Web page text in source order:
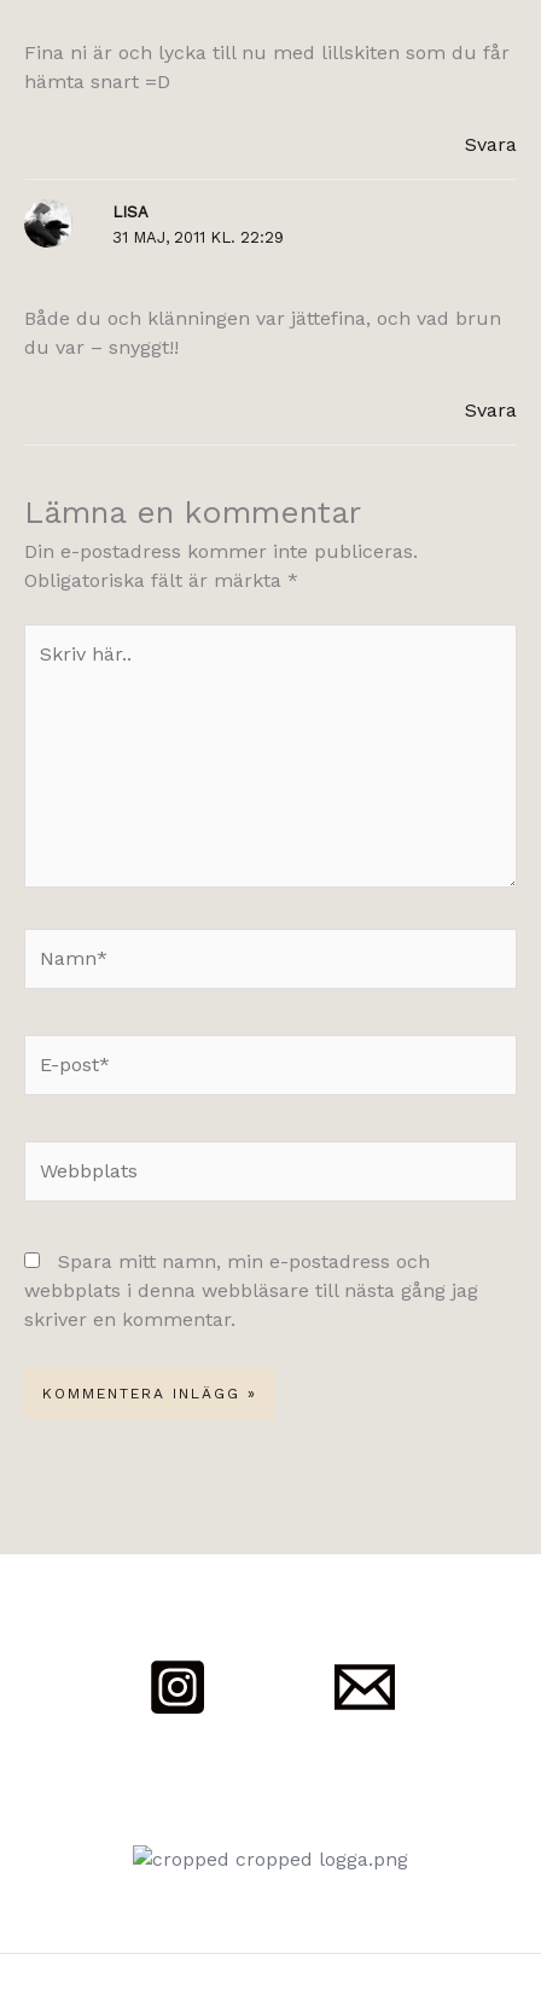
Fina ni är och lycka till nu med lillskiten som du får
hämta snart =D
Svara
LISA
31 MAJ, 2011 KL. 22:29
Både du och klänningen var jättefina, och vad brun
du var – snyggt!!
Svara
Lämna en kommentar
Din e-postadress kommer inte publiceras.
Obligatoriska fält är märkta *
här..
post*
Spara mitt namn, min e-postadress och
webbplats i denna webbläsare till nästa gång jag
skriver en kommentar.